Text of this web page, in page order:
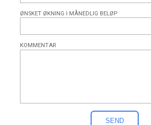
ØNSKET ØKNING I MÅNEDLIG BELØP
KOMMENTAR